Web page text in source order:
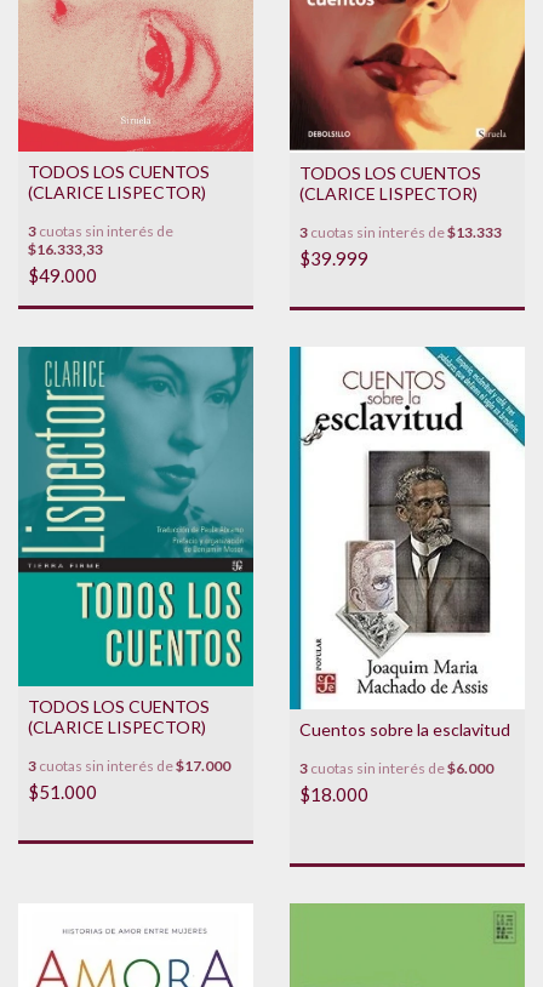
TODOS LOS CUENTOS
(CLARICE LISPECTOR)
3 cuotas sin interés de
$16.333,33
$49.000
TODOS LOS CUENTOS
(CLARICE LISPECTOR)
3 cuotas sin interés de$13.333
$39.999
TODOS LOS CUENTOS
(CLARICE LISPECTOR)
3 cuotas sin interés de$17.000
$51.000
Cuentos sobre la esclavitud
3 cuotas sin interés de$6.000
$18.000